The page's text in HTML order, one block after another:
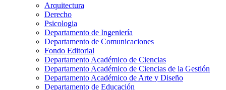
Arquitectura
Derecho
Psicologia
Departamento de Ingeniería
Departamento de Comunicaciones
Fondo Editorial
Departamento Académico de Ciencias
Departamento Académico de Ciencias de la Gestión
Departamento Académico de Arte y Diseño
Departamento de Educación